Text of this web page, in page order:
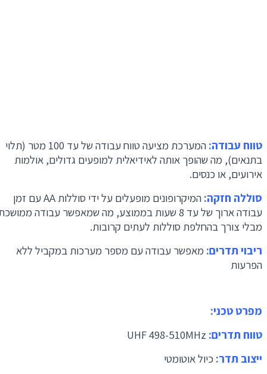
טווח עבודה:
המערכת מציעה טווח עבודה של עד 100 מטר (תלוי
בתנאים), מה שהופך אותה לאידיאלית למופעים גדולים, אולמות
אירועים, או כנסים.
סוללה חזקה:
המיקרופונים מופעלים על ידי סוללות AA עם זמן
עבודה ארוך של עד 8 שעות בממוצע, מה שמאפשר עבודה ממושכת
מבלי צורך בהחלפת סוללות לעתים קרובות.
ריבוי תדרים:מאפשר עבודה עם מספר מערכות במקביל ללא
הפרעות
מפרט טכני:
טווח תדרים:UHF 498-510MHz
ייצוב תדר:כיול אוטומטי